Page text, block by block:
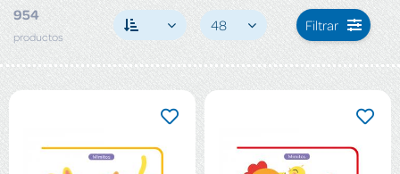
954
productos
48 Filtrar